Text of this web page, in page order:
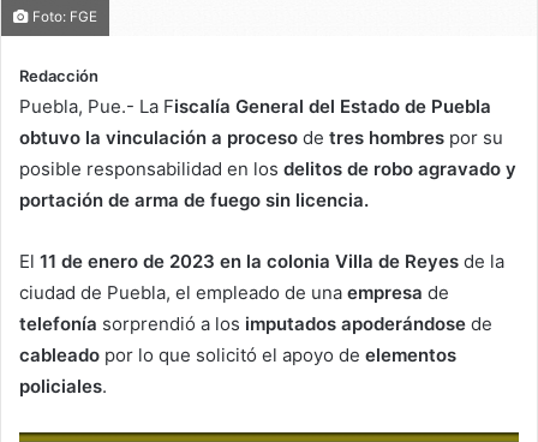
Foto: FGE
Redacción
Puebla, Pue.- La Fiscalía General del Estado de Puebla
obtuvo la vinculación a proceso de tres hombres por su
posible responsabilidad en los delitos de robo agravado y
portación de arma de fuego sin licencia.
El 11 de enero de 2023 en la colonia Villa de Reyes de la
ciudad de Puebla, el empleado de una empresa de
telefonía sorprendió a los imputados apoderándose de
cableado por lo que solicitó el apoyo de elementos
policiales.